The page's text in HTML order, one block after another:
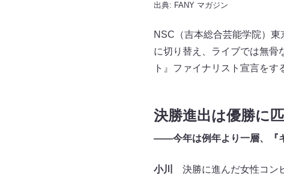
出典: FANY マガジン
NSC（吉本総合芸能学院）
に切り替え、ライブでは無骨
ト』ファイナリスト宣言をす
決勝進出は優勝に匹
――今年は例年より一層、『
小川
決勝に進んだ女性コン